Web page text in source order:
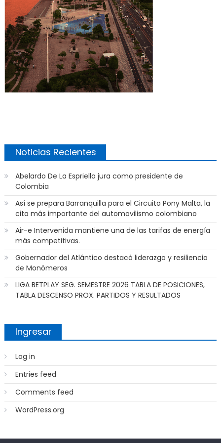
Noticias Recientes
Abelardo De La Espriella jura como presidente de
Colombia
Así se prepara Barranquilla para el Circuito Pony Malta, la
cita más importante del automovilismo colombiano
Air-e Intervenida mantiene una de las tarifas de energía
más competitivas.
Gobernador del Atlántico destacó liderazgo y resiliencia
de Monómeros
LIGA BETPLAY SEG. SEMESTRE 2026 TABLA DE POSICIONES,
TABLA DESCENSO PROX. PARTIDOS Y RESULTADOS
Ingresar
Log in
Entries feed
Comments feed
WordPress.org